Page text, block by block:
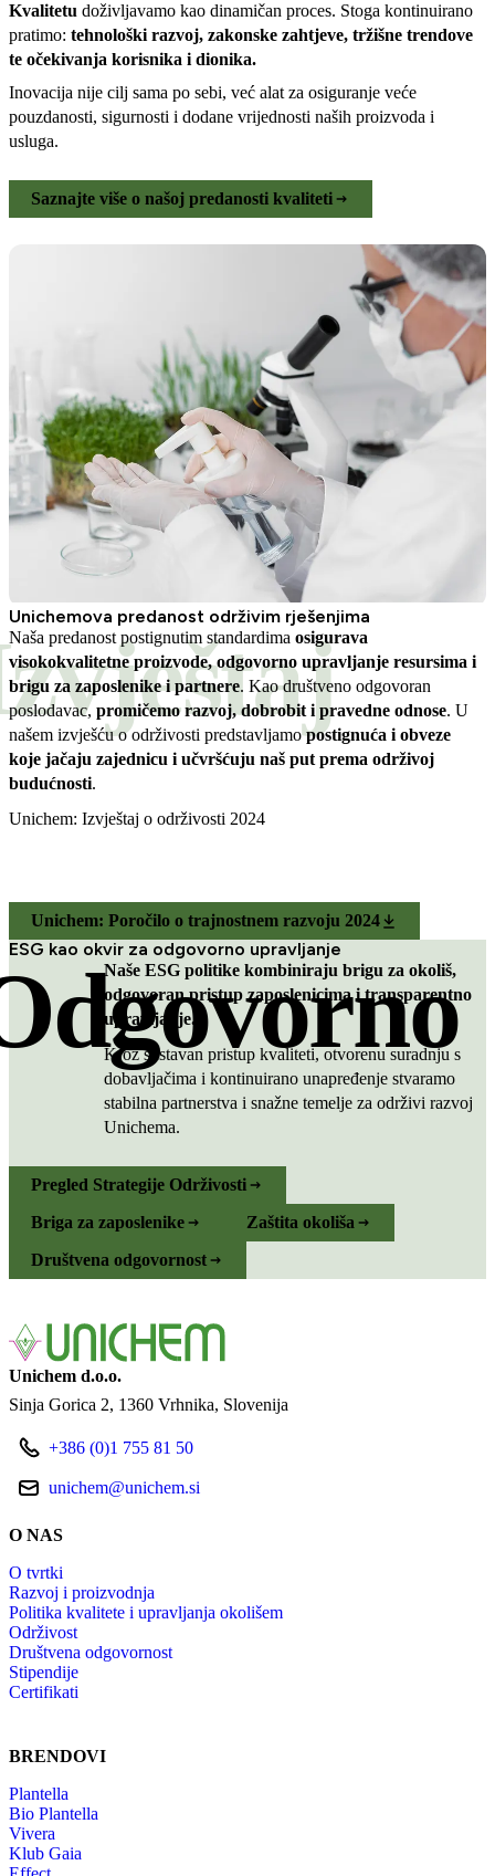
Kvalitetu doživljavamo kao dinamičan proces. Stoga kontinuirano
pratimo: tehnološki razvoj, zakonske zahtjeve, tržišne trendove
te očekivanja korisnika i dionika.
Inovacija nije cilj sama po sebi, već alat za osiguranje veće
pouzdanosti, sigurnosti i dodane vrijednosti naših proizvoda i
usluga.
Saznajte više o našoj predanosti kvaliteti
Unichemova predanost održivim rješenjima
Naša predanost postignutim standardima osigurava
visokokvalitetne proizvode, odgovorno upravljanje resursima i
brigu za zaposlenike i partnere. Kao društveno odgovoran
poslodavac, promičemo razvoj, dobrobit i pravedne odnose. U
našem izvješću o održivosti predstavljamopostignuća i obveze
koje jačaju zajednicu i učvršćuju naš put prema održivoj
budućnosti.
Unichem: Izvještaj o održivosti 2024
Unichem: Poročilo o trajnostnem razvoju 2024
ESG kao okvir za odgovorno upravljanje
Naše ESG politike kombiniraju brigu za okoliš,
odgovoran pristup zaposlenicima i transparentno
upravljanje.
Kroz sustavan pristup kvaliteti, otvorenu suradnju s
dobavljačima i kontinuirano unapređenje stvaramo
stabilna partnerstva i snažne temelje za održivi razvoj
Unichema.
Pregled Strategije Održivosti
Briga za zaposlenike
Zaštita okoliša
Društvena odgovornost
Unichem d.o.o.
Sinja Gorica 2 1360 Vrhnika Slovenija
+386 (0)1 755 81 50
unichem@unichem.si
O NAS
O tvrtki
Razvoj i proizvodnja
Politika kvalitete i upravljanja okolišem
Održivost
Društvena odgovornost
Stipendije
Certifikati
BRENDOVI
Plantella
Bio Plantella
Vivera
Klub Gaia